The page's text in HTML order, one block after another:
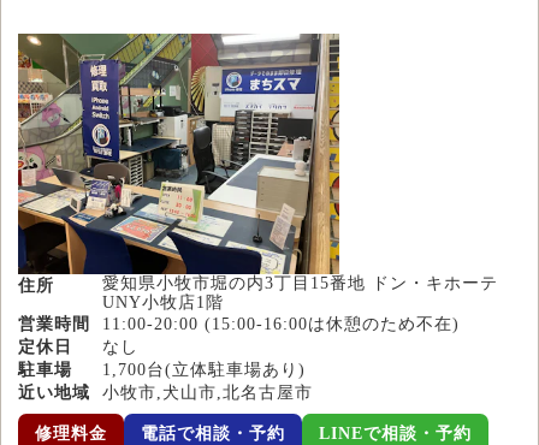
住所
愛知県小牧市堀の内3丁目15番地 ドン・キホーテ
UNY小牧店1階
営業時間
11:00-20:00 (15:00-16:00は休憩のため不在)
定休日
なし
駐車場
1,700台(立体駐車場あり)
近い地域
小牧市,犬山市,北名古屋市
修理料金 電話で相談・予約 LINEで相談・予約